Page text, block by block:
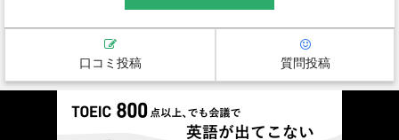
口コミ投稿 質問投稿